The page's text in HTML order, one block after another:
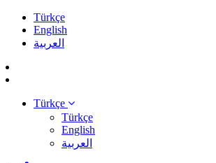
Türkçe
English
العربية
Türkçe
Türkçe
English
العربية